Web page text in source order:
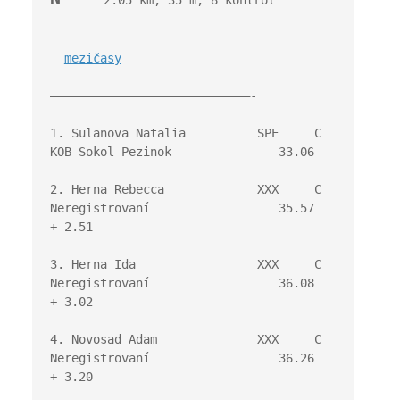
mezičasy
————————————————————————————-
1. Sulanova Natalia          SPE     C
KOB Sokol Pezinok               33.06
2. Herna Rebecca             XXX     C
Neregistrovaní                  35.57
+ 2.51
3. Herna Ida                 XXX     C
Neregistrovaní                  36.08
+ 3.02
4. Novosad Adam              XXX     C
Neregistrovaní                  36.26
+ 3.20